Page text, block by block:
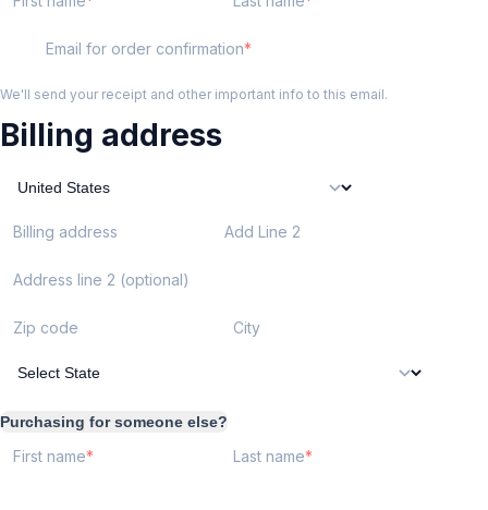
Email for order confirmation
We'll send your receipt and other important info to this email.
Billing address
Billing address Add Line 2
Address line 2 (optional)
Zip code City
Purchasing for someone else?
First name Last name